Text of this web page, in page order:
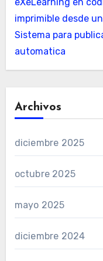
imprimible desde un
Sistema para
automatica
Archivos
diciembre 2025
octubre 2025
mayo 2025
diciembre 2024